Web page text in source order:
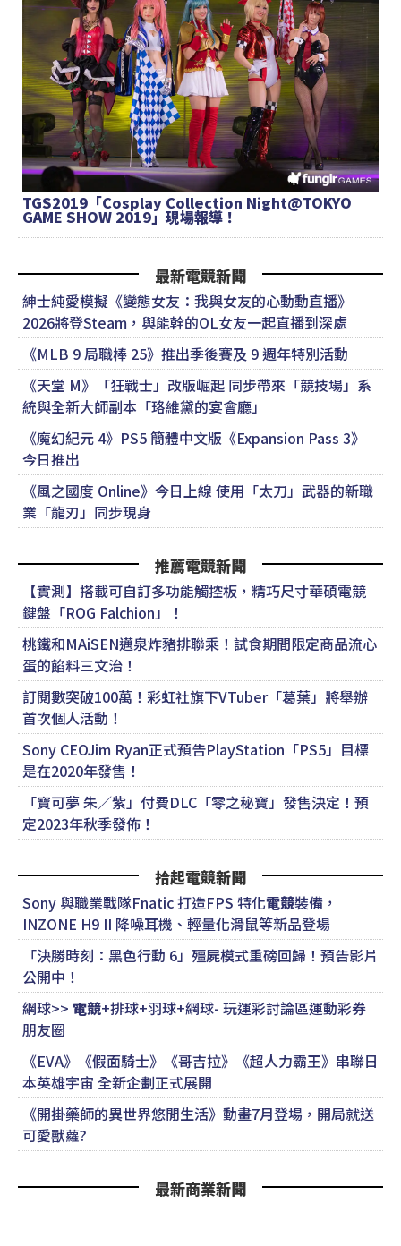
TGS2019「Cosplay Collection Night@TOKYO
GAME SHOW 2019」現場報導！
最新電競新聞
紳士純愛模擬《變態女友：我與女友的心動動直播》
2026將登Steam，與能幹的OL女友一起直播到深處
《MLB 9 局職棒 25》推出季後賽及 9 週年特別活動
《天堂 M》「狂戰士」改版崛起 同步帶來「競技場」系
統與全新大師副本「珞維黛的宴會廳」
《魔幻紀元 4》PS5 簡體中文版《Expansion Pass 3》
今日推出
《風之國度 Online》今日上線 使用「太刀」武器的新職
業「龍刃」同步現身
推薦電競新聞
【實測】搭載可自訂多功能觸控板，精巧尺寸華碩電競
鍵盤「ROG Falchion」！
桃鐵和MAiSEN邁泉炸豬排聯乘！試食期間限定商品流心
蛋的餡料三文治！
訂閱數突破100萬！彩虹社旗下VTuber「葛葉」將舉辦
首次個人活動！
Sony CEOJim Ryan正式預告PlayStation「PS5」目標
是在2020年發售！
「寶可夢 朱／紫」付費DLC「零之秘寶」發售決定！預
定2023年秋季發佈！
拾起電競新聞
Sony 與職業戰隊Fnatic 打造FPS 特化電競裝備，
INZONE H9 II 降噪耳機、輕量化滑鼠等新品登場
「決勝時刻：黑色行動 6」殭屍模式重磅回歸！預告影片
公開中！
網球>> 電競+排球+羽球+網球- 玩運彩討論區運動彩券
朋友圈
《EVA》《假面騎士》《哥吉拉》《超人力霸王》串聯日
本英雄宇宙 全新企劃正式展開
《開掛藥師的異世界悠閒生活》動畫7月登場，開局就送
可愛獸蘿?
最新商業新聞